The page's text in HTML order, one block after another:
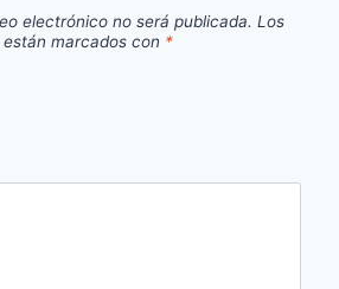
electrónico no será publicada. Los
marcados con *